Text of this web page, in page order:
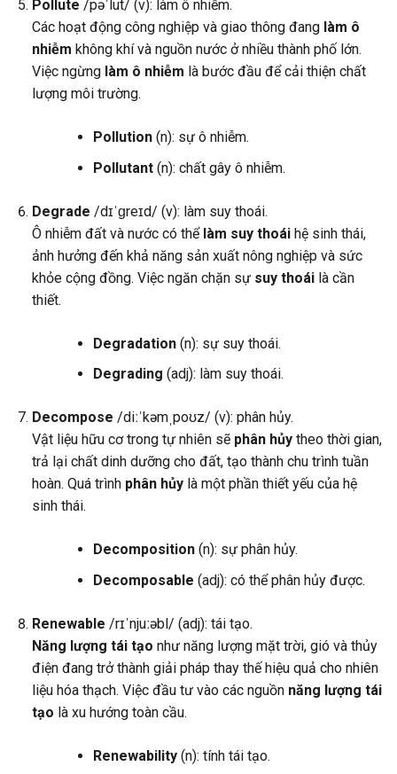
Pollute /pəˈlut/ (v): làm ô nhiễm.
Các hoạt động công nghiệp và giao thông đang làm ô
nhiễm không khí và nguồn nước ở nhiều thành phố lớn.
Việc ngừng làm ô nhiễm là bước đầu để cải thiện chất
lượng môi trường.
Pollution(n): sự ô nhiễm.
Pollutant(n): chất gây ô nhiễm.
Degrade /dɪˈɡreɪd/ (v): làm suy thoái.
Ô nhiễm đất và nước có thể làm suy thoáihệ sinh thái,
ảnh hưởng đến khả năng sản xuất nông nghiệp và sức
khỏe cộng đồng. Việc ngăn chặn sự suy thoáilà cần
thiết.
Degradation(n): sự suy thoái.
Degrading (adj): làm suy thoái.
Decompose /diːˈkəmˌpoʊz/ (v): phân hủy.
Vật liệu hữu cơ trong tự nhiên sẽ phân hủytheo thời gian,
trả lại chất dinh dưỡng cho đất, tạo thành chu trình tuần
hoàn. Quá trình phân hủylà một phần thiết yếu của hệ
sinh thái.
Decomposition(n): sự phân hủy.
Decomposable (adj): có thể phân hủy được.
Renewable /rɪˈnjuːəbl/ (adj): tái tạo.
Năng lượng tái tạo như năng lượng mặt trời, gió và thủy
điện đang trở thành giải pháp thay thế hiệu quả cho nhiên
liệu hóa thạch. Việc đầu tư vào các nguồn năng lượng tái
tạo là xu hướng toàn cầu.
Renewability(n): tính tái tạo.